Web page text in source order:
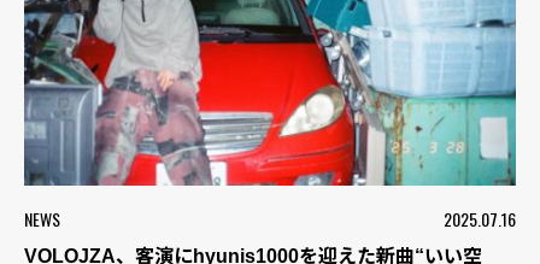
NEWS 2025.07.16
VOLOJZA、客演にhyunis1000を迎えた新曲“いい空